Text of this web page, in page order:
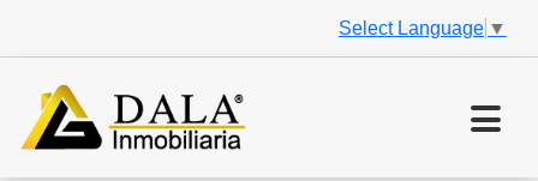
Select Language ▼